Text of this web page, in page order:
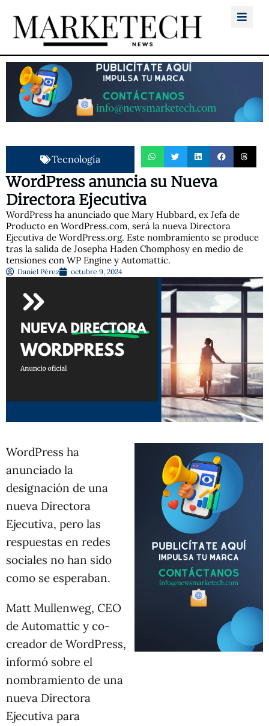
Tecnología
WordPress anuncia su Nueva
Directora Ejecutiva
WordPress ha anunciado que Mary Hubbard, ex Jefa de
Producto en WordPress.com, será la nueva Directora
Ejecutiva de WordPress.org. Este nombramiento se produce
tras la salida de Josepha Haden Chomphosy en medio de
tensiones con WP Engine y Automattic.
Daniel Pérez octubre 9, 2024
WordPress ha
anunciado la
designación de una
nueva Directora
Ejecutiva, pero las
respuestas en redes
sociales no han sido
como se esperaban.
Matt Mullenweg, CEO
de Automattic y co-
creador de WordPress,
informó sobre el
nombramiento de una
nueva Directora
Ejecutiva para